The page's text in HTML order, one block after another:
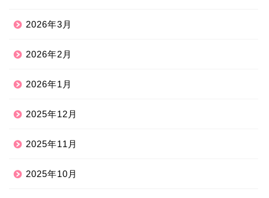
2026年3月
2026年2月
2026年1月
2025年12月
2025年11月
2025年10月